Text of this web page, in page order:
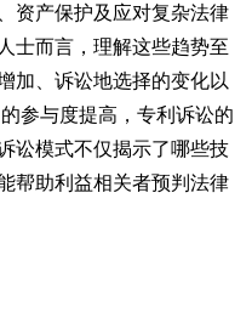
资产保护及应对复杂法律
士而言，理解这些趋势至
加、诉讼地选择的变化以
参与度提高，专利诉讼的
讼模式不仅揭示了哪些技
帮助利益相关者预判法律